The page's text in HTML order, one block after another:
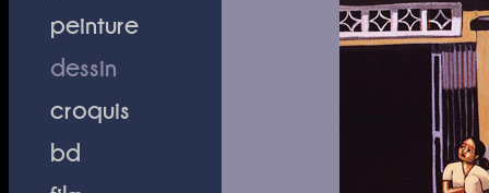
peinture
dessin
croquis
bd